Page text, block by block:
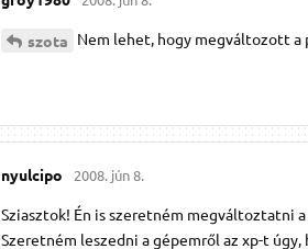
szota Nem lehet, hogy megváltozott a
nyulcipo 2008. jún 8.
Sziasztok! Én is szeretném megváltoztatni
Szeretném leszedni a gépemről az xp-t